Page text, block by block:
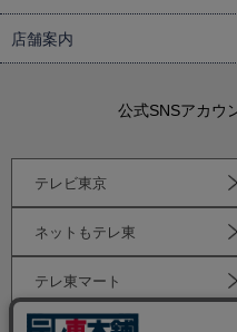
店舗案内
公式SNSアカウ
テレビ東京
ネットもテレ東
テレ東マート